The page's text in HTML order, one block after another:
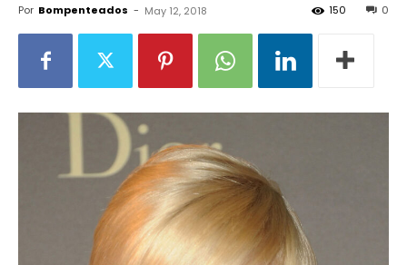
Por Bompenteados - May 12, 2018 0
150